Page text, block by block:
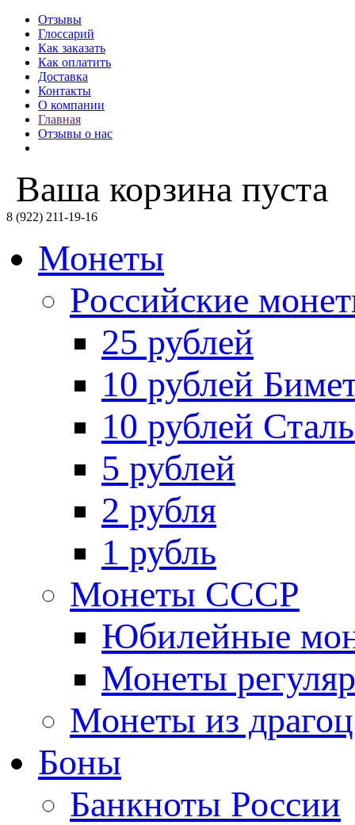
Отзывы
Глоссарий
Как заказать
Как оплатить
Доставка
Контакты
О компании
Главная
Отзывы о нас
Ваша корзина пуста
8 (922) 211-19-16
Монеты
Российские
25 рублей
10 рублей
10 рублей
5 рублей
2 рубля
1 рубль
Монеты СССР
Юбилейные
Монеты
Монеты из
Боны
Банкноты России